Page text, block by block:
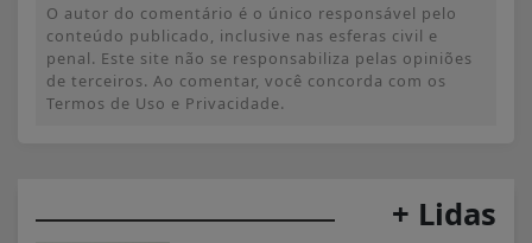
O autor do comentário é o único responsável pelo
conteúdo publicado, inclusive nas esferas civil e
penal. Este site não se responsabiliza pelas opiniões
de terceiros. Ao comentar, você concorda com os
Termos de Uso e Privacidade.
+ Lidas